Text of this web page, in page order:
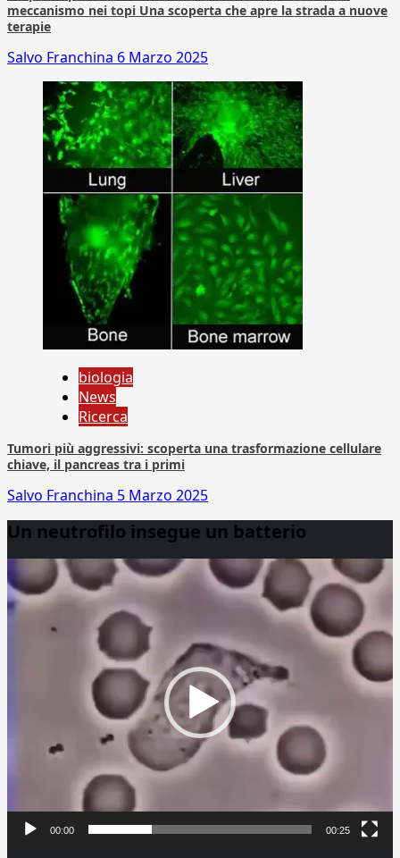
meccanismo nei topi Una scoperta che apre la strada a nuove
terapie
Salvo Franchina 6 Marzo 2025
biologia
News
Ricerca
Tumori più aggressivi: scoperta una trasformazione cellulare
chiave, il pancreas tra i primi
Salvo Franchina 5 Marzo 2025
Un neutrofilo insegue un batterio
Player
00:00 00:25